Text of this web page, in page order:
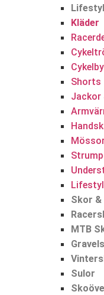
Kläder
Shorts
Jackor
Skor
MTB
Sulor